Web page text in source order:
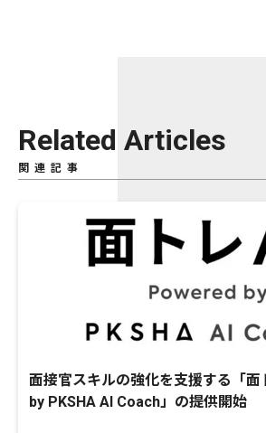
Related Articles
関連記事
面接官スキルの強化を支援する「
by PKSHA AI Coach」の提供開始